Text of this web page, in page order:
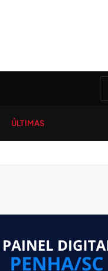
ÚLTIMAS